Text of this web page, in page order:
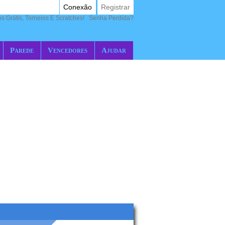
Parede Vencedores Ajudar
Conexão Registrar
Grátis, Torneios E Scratches! Senha Perdida?